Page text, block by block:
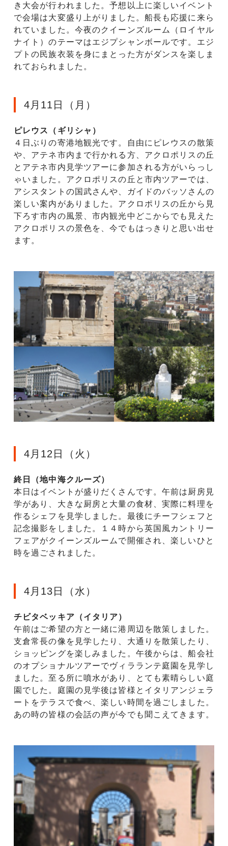
き大会が行われました。予想以上に楽しいイベント
で会場は大変盛り上がりました。船長も応援に来ら
れていました。今夜のクイーンズルーム（ロイヤル
ナイト）のテーマはエジプシャンボールです。エジ
プトの民族衣装を身にまとった方がダンスを楽しま
れておられました。
4月11日（月）
ピレウス（ギリシャ）
４日ぶりの寄港地観光です。自由にピレウスの散策
や、アテネ市内まで行かれる方、アクロポリスの丘
とアテネ市内見学ツアーに参加される方がいらっし
ゃいました。アクロポリスの丘と市内ツアーでは、
アシスタントの国武さんや、ガイドのバッソさんの
楽しい案内がありました。アクロポリスの丘から見
下ろす市内の風景、市内観光中どこからでも見えた
アクロポリスの景色を、今でもはっきりと思い出せ
ます。
4月12日（火）
終日（地中海クルーズ）
本日はイベントが盛りだくさんです。午前は厨房見
学があり、大きな厨房と大量の食材、実際に料理を
作るシェフを見学しました。最後にチーフシェフと
記念撮影をしました。１４時から英国風カントリー
フェアがクイーンズルームで開催され、楽しいひと
時を過ごされました。
4月13日（水）
チビタベッキア（イタリア）
午前はご希望の方と一緒に港周辺を散策しました。
支倉常長の像を見学したり、大通りを散策したり、
ショッピングを楽しみました。午後からは、船会社
のオプショナルツアーでヴィラランテ庭園を見学し
ました。至る所に噴水があり、とても素晴らしい庭
園でした。庭園の見学後は皆様とイタリアンジェラ
ートをテラスで食べ、楽しい時間を過ごしました。
あの時の皆様の会話の声が今でも聞こえてきます。